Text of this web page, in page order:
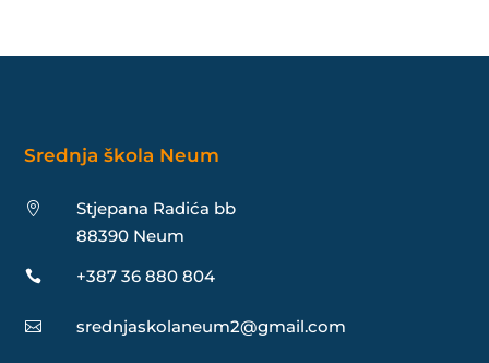
Srednja škola Neum

Stjepana Radića bb
88390 Neum
 +387 36 880 804
 srednjaskolaneum2@gmail.com